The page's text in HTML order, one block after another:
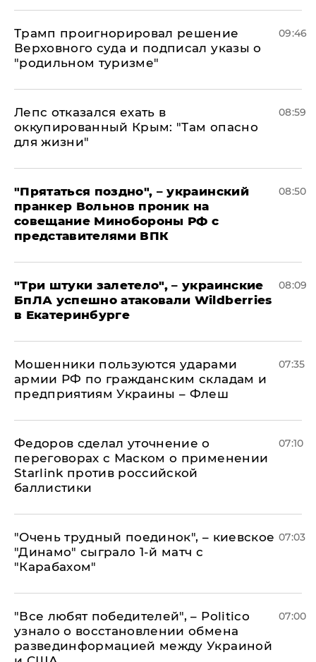
Трамп проигнорировал решение
Верховного суда и подписал указы о
"родильном туризме"
09:46
Лепс отказался ехать в
оккупированный Крым: "Там опасно
для жизни"
08:59
"Прятаться поздно", – украинский
пранкер Вольнов проник на
совещание Минобороны РФ с
представителями ВПК
08:50
"Три штуки залетело", – украинские
БпЛА успешно атаковали Wildberries
в Екатеринбурге
08:09
Мошенники пользуются ударами
армии РФ по гражданским складам и
предприятиям Украины – Флеш
07:35
Федоров сделал уточнение о
переговорах с Маском о применении
Starlink против российской
баллистики
07:10
"Очень трудный поединок", – киевское
"Динамо" сыграло 1-й матч с
"Карабахом"
07:03
​"Все любят победителей", – Politico
узнало о восстановлении обмена
развединформацией между Украиной
07:00